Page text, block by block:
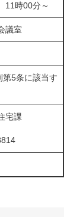
11時00分～
議室
第5条に該当す
宅課